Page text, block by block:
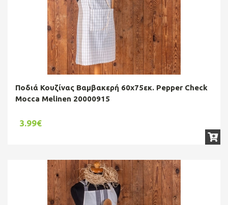
Ποδιά Κουζίνας Βαμβακερή 60x75εκ. Pepper Check
Mocca Melinen 20000915
3.99€